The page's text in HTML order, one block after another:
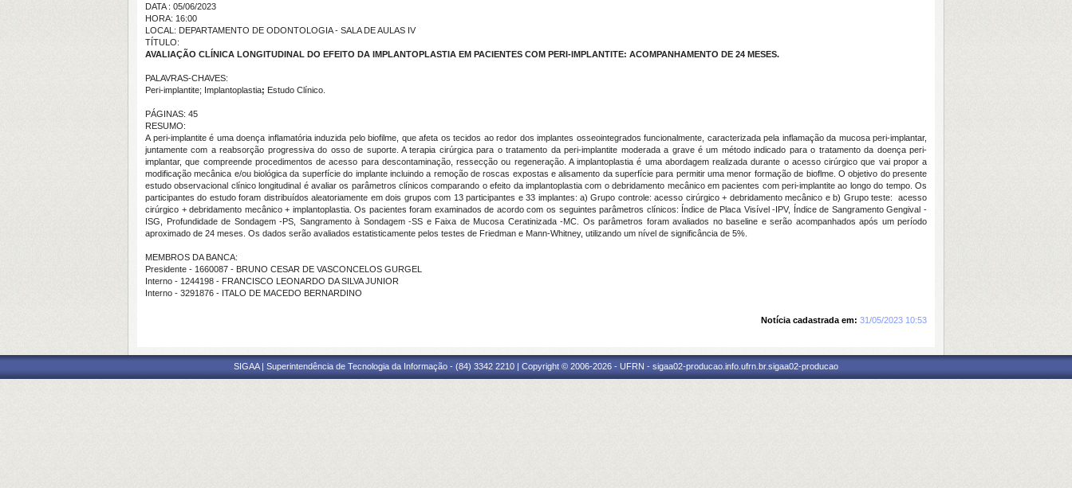
DATA : 05/06/2023
HORA: 16:00
LOCAL: DEPARTAMENTO DE ODONTOLOGIA - SALA DE AULAS IV
TÍTULO:
AVALIAÇÃO CLÍNICA LONGITUDINAL DO EFEITO DA IMPLANTOPLASTIA EM PACIENTES COM PERI-IMPLANTITE: ACOMPANHAMENTO DE 24 MESES.
PALAVRAS-CHAVES:
Peri-implantite; Implantoplastia; Estudo Clínico.
PÁGINAS: 45
RESUMO:
A peri-implantite é uma doença inflamatória induzida pelo biofilme, que afeta os tecidos ao redor dos implantes osseointegrados funcionalmente, caracterizada pela inflamação da mucosa peri-implantar,
juntamente com a reabsorção progressiva do osso de suporte.A terapia cirúrgica para o tratamento da peri-implantite moderada a grave é um método indicado para o tratamento da doença peri-
implantar, que compreende procedimentos de acesso para descontaminação, ressecção ou regeneração. A implantoplastia é uma abordagem realizada durante o acesso cirúrgico que vai propor a
modificação mecânica e/ou biológica da superfície do implante incluindo a remoção de roscas expostas e alisamento da superfície para permitir uma menor formação de bioflme. O objetivo do presente
estudo observacional clínico longitudinal é avaliar os parâmetros clínicos comparando o efeito da implantoplastia com o debridamento mecânico em pacientes com peri-implantite ao longo do tempo. Os
participantes do estudo foram distribuídos aleatoriamente em dois grupos com 13 participantes e 33 implantes: a) Grupo controle: acesso cirúrgico + debridamento mecânico e b) Grupo teste: acesso
cirúrgico + debridamento mecânico + implantoplastia. Os pacientes foram examinados de acordo com os seguintes parâmetros clínicos: Índice de Placa Visível -IPV, Índice de Sangramento Gengival -
ISG, Profundidade de Sondagem -PS, Sangramento à Sondagem -SS e Faixa de Mucosa Ceratinizada -MC. Os parâmetros foram avaliados no baseline e serão acompanhados após um período
aproximado de 24 meses. Os dados serão avaliados estatisticamente pelos testes de Friedman e Mann-Whitney, utilizando um nível de significância de 5%.
MEMBROS DA BANCA:
Presidente - 1660087 - BRUNO CESAR DE VASCONCELOS GURGEL
Interno - 1244198 - FRANCISCO LEONARDO DA SILVA JUNIOR
Interno - 3291876 - ITALO DE MACEDO BERNARDINO
Notícia cadastrada em: 31/05/2023 10:53
SIGAA | Superintendência de Tecnologia da Informação - (84) 3342 2210 | Copyright © 2006-2026 - UFRN - sigaa02-producao.info.ufrn.br.sigaa02-producao